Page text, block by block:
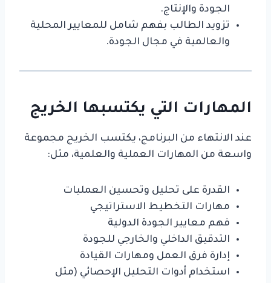
الجودة والإنتاج.
تزويد الطالب بفهم شامل للمعايير المحلية
والعالمية في مجال الجودة.
المهارات التي يكتسبها الخريج
عند الانتهاء من البرنامج، يكتسب الخريج مجموعة
واسعة من المهارات العملية والعلمية، مثل:
القدرة على تحليل وتحسين العمليات
مهارات التخطيط الاستراتيجي
فهم معايير الجودة الدولية
التدقيق الداخلي والخارجي للجودة
إدارة فرق العمل ومهارات القيادة
استخدام أدوات التحليل الإحصائي (مثل